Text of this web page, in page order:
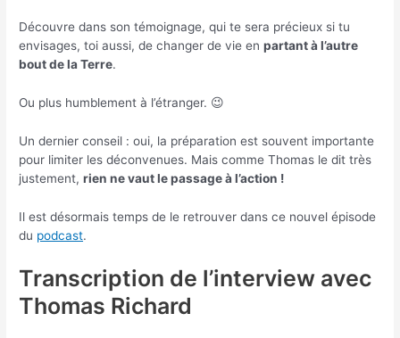
Découvre dans son témoignage, qui te sera précieux si tu
envisages, toi aussi, de changer de vie enpartant à l’autre
bout de la Terre.
Ou plus humblement à l’étranger. 😉
Un dernier conseil : oui, la préparation est souvent importante
pour limiter les déconvenues. Mais comme Thomas le dit très
justement,rien ne vaut le passage à l’action !
Il est désormais temps de le retrouver dans ce nouvel épisode
du podcast.
Transcription de l’interview avec
Thomas Richard